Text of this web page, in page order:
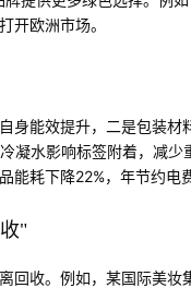
开欧洲市场。
身能效提升，二是包装
凝水影响标签附着，减
能耗下降22%，年节约电
"
回收。例如，某国际美